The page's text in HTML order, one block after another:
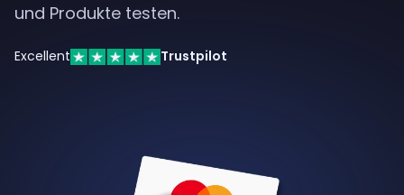
und Produkte testen.
Excellent Trustpilot